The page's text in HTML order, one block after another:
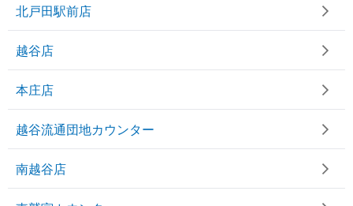
北戸田駅前店
越谷店
本庄店
越谷流通団地カウンター
南越谷店